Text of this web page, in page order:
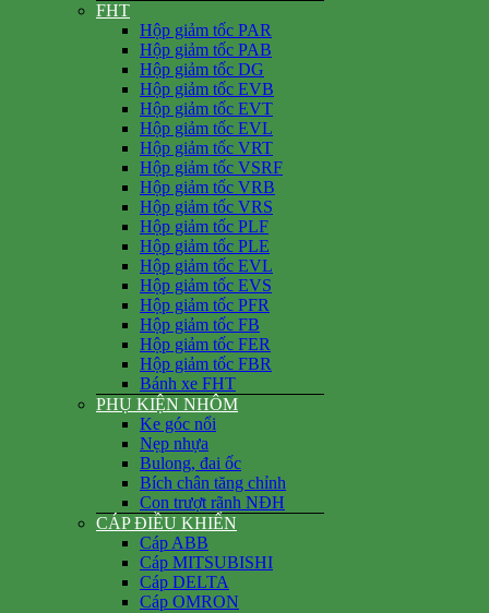
FHT
Hộp giảm tốc PAR
Hộp giảm tốc PAB
Hộp giảm tốc DG
Hộp giảm tốc EVB
Hộp giảm tốc EVT
Hộp giảm tốc EVL
Hộp giảm tốc VRT
Hộp giảm tốc VSRF
Hộp giảm tốc VRB
Hộp giảm tốc VRS
Hộp giảm tốc PLF
Hộp giảm tốc PLE
Hộp giảm tốc EVL
Hộp giảm tốc EVS
Hộp giảm tốc PFR
Hộp giảm tốc FB
Hộp giảm tốc FER
Hộp giảm tốc FBR
Bánh xe FHT
PHỤ KIỆN NHÔM
Ke góc nổi
Nẹp nhựa
Bulong, đai ốc
Bích chân tăng chỉnh
Con trượt rãnh NĐH
CÁP ĐIỀU KHIỂN
Cáp ABB
Cáp MITSUBISHI
Cáp DELTA
Cáp OMRON